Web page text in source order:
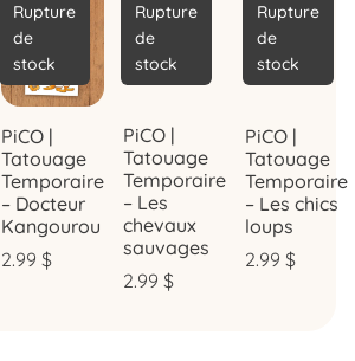
Rupture
de
stock
PiCO |
Tatouage
Temporaire
– Docteur
Kangourou
2.99 $
Rupture
de
stock
PiCO |
Tatouage
Temporaire
– Les
chevaux
sauvages
2.99 $
Rupture
de
stock
PiCO |
Tatouage
Temporaire
– Les chics
loups
2.99 $